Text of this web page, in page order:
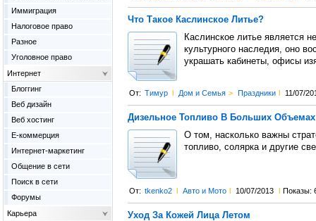
Что Такое Каслинское Литье?
Каслинское литье является
культурного наследия, оно
украшать кабинеты, офисы
От: Тимур l Дом и Семья > Праздники l 11/07/
Дизельное Топливо В Больших
О том, насколько важны
топливо, солярка и другие
От: tkenko2 l Авто и Мото l 10/07/2013 l Показы:
Уход За Кожей Лица Летом
Иммиграция
Налоговое право
Разное
Уголовное право
Интернет
Блоггинг
Веб дизайн
Веб хостинг
Е-коммерция
Интернет-маркетинг
Общение в сети
Поиск в сети
Форумы
Карьера